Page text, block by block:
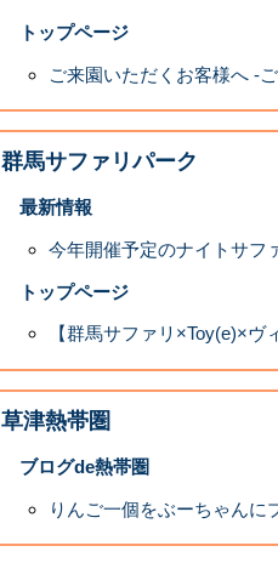
トップページ
ご来園いただくお客様へ -
群馬サファリパーク
最新情報
今年開催予定のナイトサフ
トップページ
【群馬サファリ×Toy(e)×ヴ
草津熱帯圏
ブログde熱帯圏
りんご一個をぶーちゃんに